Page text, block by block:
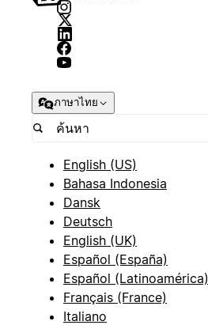
ภาษาไทย
English (US)
Bahasa Indonesia
Dansk
Deutsch
English (UK)
Español (España)
Español (Latinoamérica)
Français (France)
Italiano